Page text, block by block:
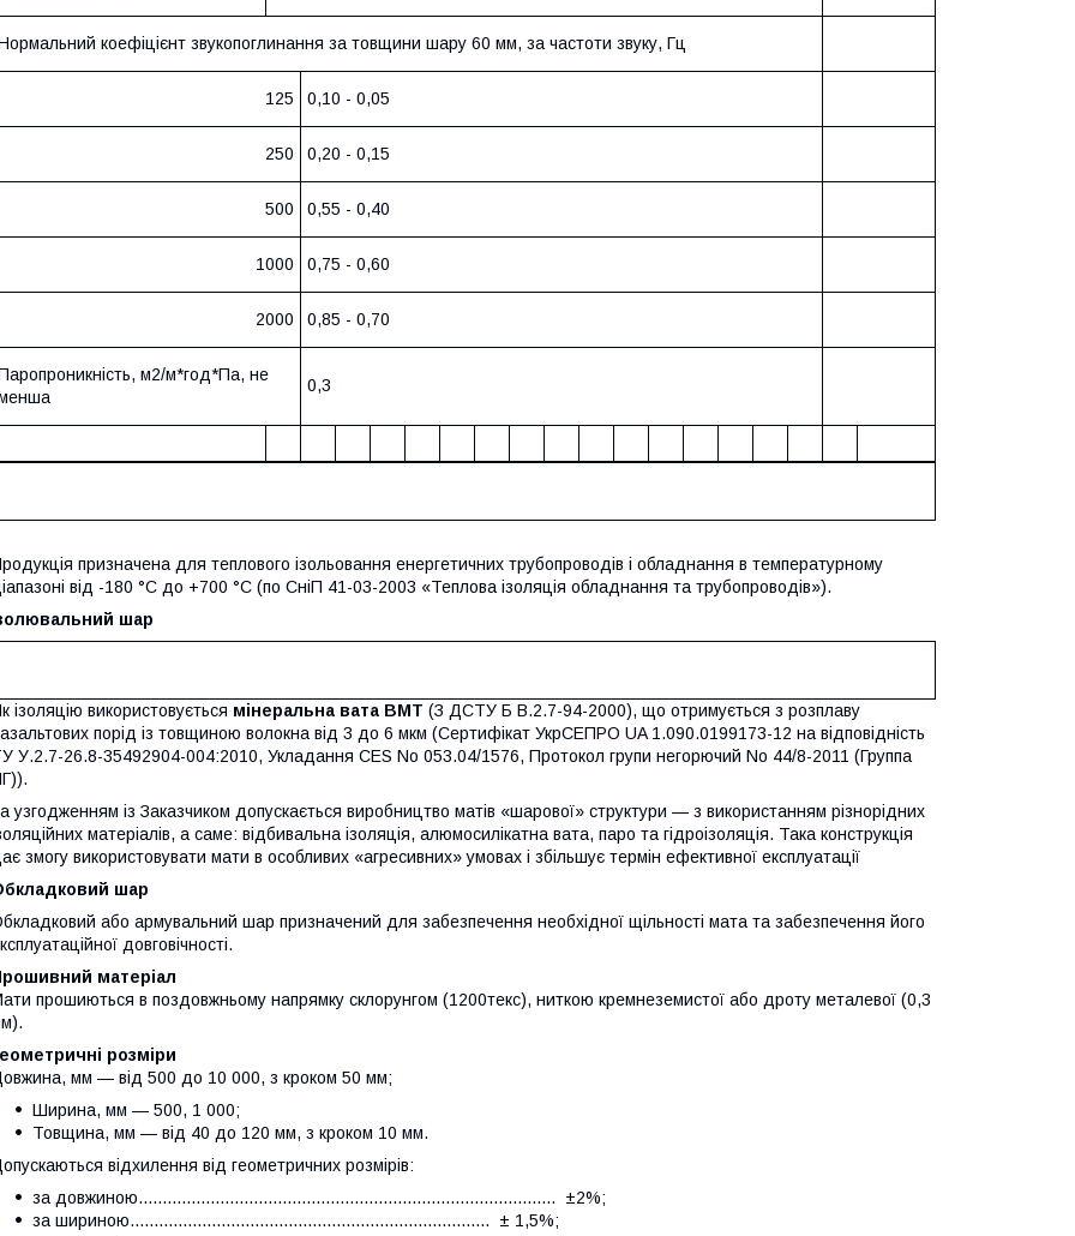
коефіцієнт звукопоглинання за товщини шару 60 мм, за частоти звуку, Гц
125 0,10 - 0,05
250 0,20 - 0,15
500 0,55 - 0,40
1000 0,75 - 0,60
2000 0,85 - 0,70
м2/м*год*Па, не
0,3
призначена для теплового ізольовання енергетичних трубопроводів і обладнання в температурному
від -180 °C до +700 °C (по СніП 41-03-2003 «Теплова ізоляція обладнання та трубопроводів»).
шар
ізоляцію використовується мінеральна вата ВМТ (З ДСТУ Б В.2.7-94-2000), що отримується з розплаву
порід із товщиною волокна від 3 до 6 мкм (Сертифікат УкрСЕПРО UA 1.090.0199173-12 на відповідність
У.2.7-26.8-35492904-004:2010, Укладання CES No 053.04/1576, Протокол групи негорючий No 44/8-2011 (Группа
узгодженням із Заказчиком допускається виробництво матів «шарової» структури — з використанням різнорідних
матеріалів, а саме: відбивальна ізоляція, алюмосилікатна вата, паро та гідроізоляція. Така конструкція
змогу використовувати мати в особливих «агресивних» умовах і збільшує термін ефективної експлуатації
шар
або армувальний шар призначений для забезпечення необхідної щільності мата та забезпечення його
довговічності.
матеріал
прошиються в поздовжньому напрямку склорунгом (1200текс), ниткою кремнеземистої або дроту металевої (0,3
розміри
мм — від 500 до 10 000, з кроком 50 мм;
Ширина, мм — 500, 1 000;
Товщина, мм — від 40 до 120 мм, з кроком 10 мм.
відхилення від геометричних розмірів:
за довжиною....................................................................................... ±2%;
за шириною........................................................................... ± 1,5%;